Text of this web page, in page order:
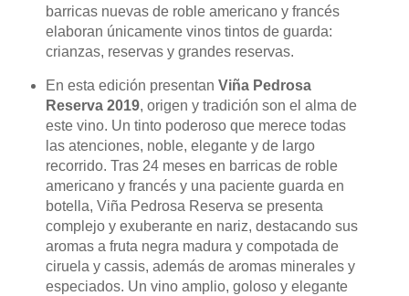
barricas nuevas de roble americano y francés
elaboran únicamente vinos tintos de guarda:
crianzas, reservas y grandes reservas.
En esta edición presentan Viña Pedrosa
Reserva 2019, origen y tradición son el alma de
este vino. Un tinto poderoso que merece todas
las atenciones, noble, elegante y de largo
recorrido. Tras 24 meses en barricas de roble
americano y francés y una paciente guarda en
botella, Viña Pedrosa Reserva se presenta
complejo y exuberante en nariz, destacando sus
aromas a fruta negra madura y compotada de
ciruela y cassis, además de aromas minerales y
especiados. Un vino amplio, goloso y elegante